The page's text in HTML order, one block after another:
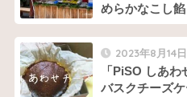
めらかなこし餡
2023年8月14日
「PiSO しあ
バスクチーズ